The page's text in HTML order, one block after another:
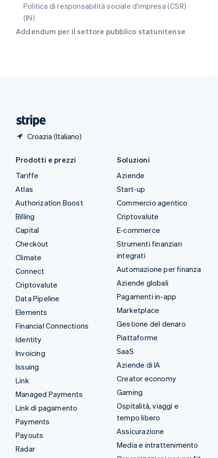
Politica di responsabilità sociale d'impresa (CSR)
(IN)
Addendum per il settore pubblico statunitense
Croazia (Italiano)
Spagna
Español
EnglishEspañol 简体中文
Prodotti e prezzi
Tariffe
Atlas
Authorization Boost
Billing
Capital
Checkout
Climate
Connect
Criptovalute
Data Pipeline
Elements
Financial Connections
Identity
Invoicing
Issuing
Link
Managed Payments
Link di pagamento
Payments
Payouts
Radar
Soluzioni
Aziende
Start-up
Commercio agentico
Criptovalute
E-commerce
Strumenti finanziari
integrati
Automazione per finanza
Aziende globali
Pagamenti in-app
Marketplace
Gestione del denaro
Piattaforme
SaaS
Aziende di IA
Creator economy
Gaming
Ospitalità, viaggi e
tempo libero
Assicurazione
Media e intrattenimento